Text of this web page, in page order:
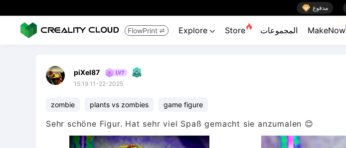
 مدفوع
FlowPrint  Explore  Store المجموعات MakeNow
piXel87
15:19 11-22-2025
zombie plants vs zombies game figure
Sehr schöne Figur. Hat sehr viel Spaß gemacht sie anzumalen 😊